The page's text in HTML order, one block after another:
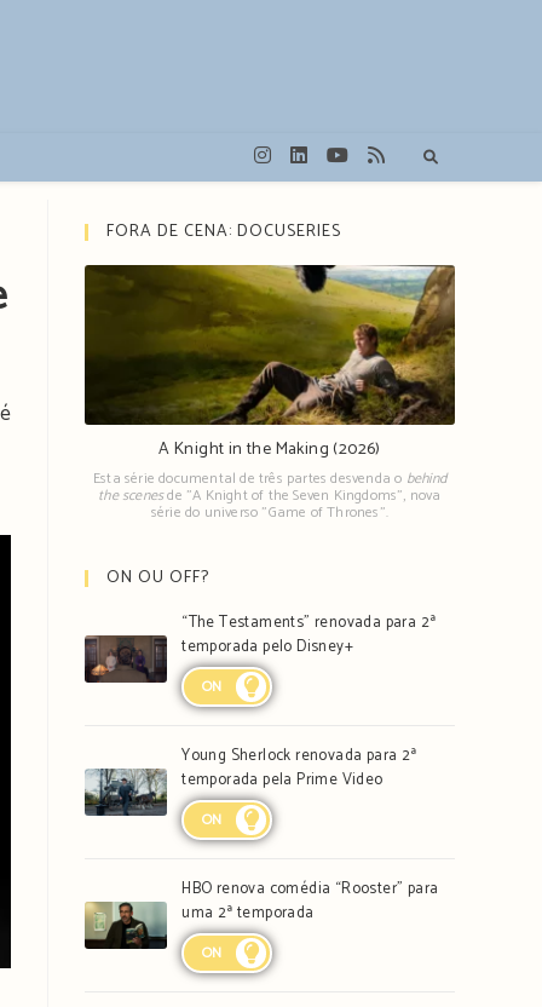
FORA DE CENA: DOCUSERIES
A Knight in the Making (2026)
Esta série documental de três partes desvenda o behind
the scenesde "A Knight of the Seven Kingdoms", nova
série do universo "Game of Thrones".
ON OU OFF?
“The Testaments” renovada para 2ª
temporada pelo Disney+
ON
Young Sherlock renovada para 2ª
temporada pela Prime Video
ON
HBO renova comédia “Rooster” para
uma 2ª temporada
ON